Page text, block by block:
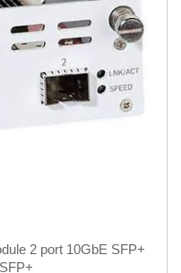
2 port 10GbE SFP+